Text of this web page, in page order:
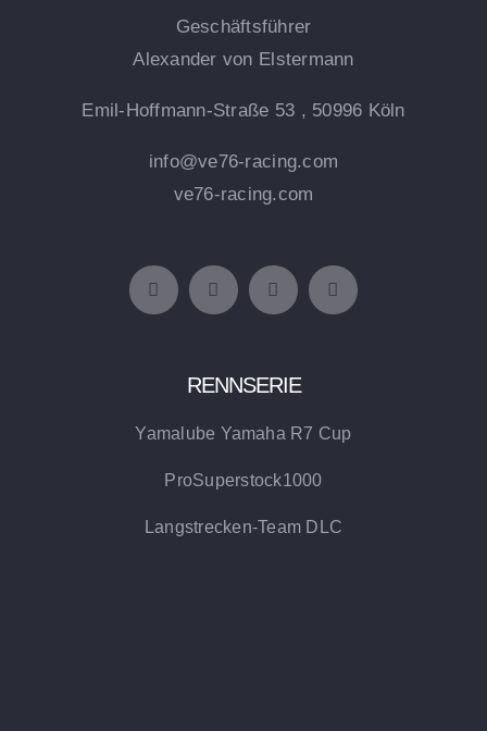
Geschäftsführer
Alexander von Elstermann
Emil-Hoffmann-Straße 53 , 50996 Köln
info@ve76-racing.com
ve76-racing.com
RENNSERIE
Yamalube Yamaha R7 Cup
ProSuperstock1000
Langstrecken-Team DLC